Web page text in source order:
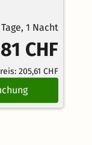
1 Nacht
CHF
205,61 CHF